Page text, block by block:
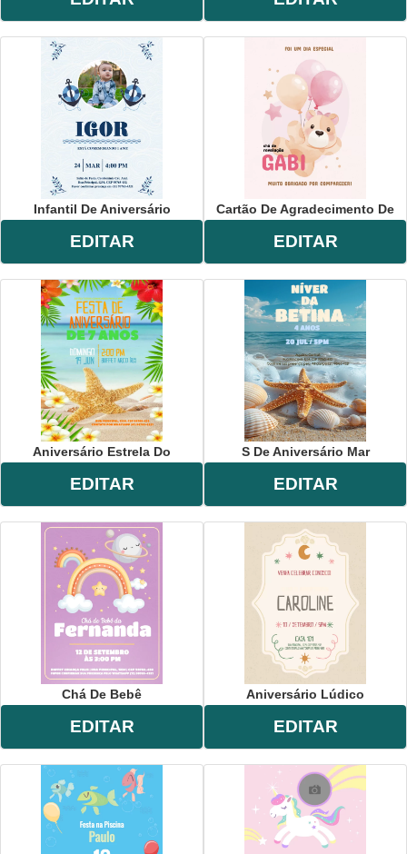
Infantil De Aniversário
EDITAR
Cartão De Agradecimento De
EDITAR
Aniversário Estrela Do
EDITAR
S De Aniversário Mar
EDITAR
Chá De Bebê
EDITAR
Aniversário Lúdico
EDITAR